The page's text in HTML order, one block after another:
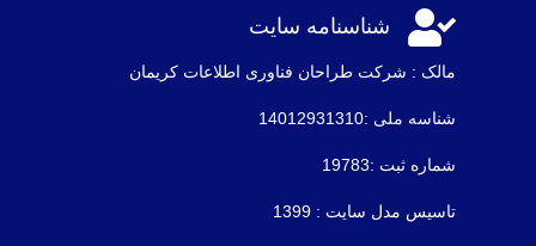
 شناسنامه سایت
مالک : شرکت طراحان فناوری اطلاعات كريمان
شناسه ملی :14012931310
شماره ثبت :19783
تاسیس مدل سایت : 1399